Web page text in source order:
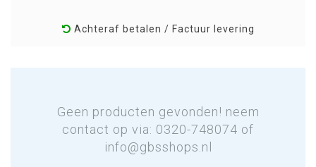
Achteraf betalen / Factuur levering
Geen producten gevonden! neem
contact op via: 0320-748074 of
info@gbsshops.nl